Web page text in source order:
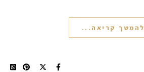
להמשך קריאה...